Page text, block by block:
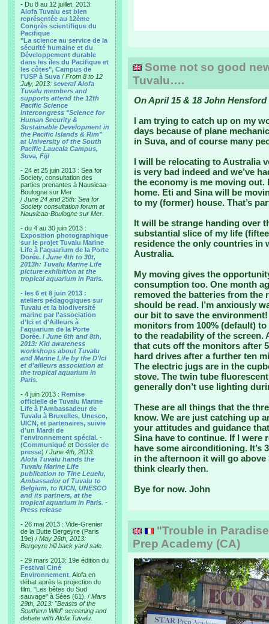
- Du 8 au 12 juillet, 2013:
Alofa Tuvalu est bien
représentée au 12ème
Congrès scientifique du
Pacifique
"La science au service de la
sécurité humaine et du
Développement durable
dans les îles du Pacifique et
les côtes", Campus de
l'USP à Suva / From 8 to 12
July, 2013: several Alofa
Tuvalu members and
supports attend the 12th
Pacific Science
Intercongress "Science for
Human Security &
Sustainable Development in
the Pacific Islands & Rim"
at University of the South
Pacific Laucala Campus,
Suva, Fiji
- 24 et 25 juin 2013 : Sea for
Society, consultation des
parties prenantes à Nausicaa-
Boulogne sur Mer
/ June 24 and 25th: Sea for
Society consultation forum at
Nausicaa-Boulogne sur Mer.
- du 4 au 30 juin 2013 :
Exposition photographique
sur le projet Tuvalu Marine
Life à l'aquarium de la Porte
Dorée. / June 4th to 30t,
2013h: Tuvalu Marine Life
picture exhibition at the
tropical aquarium in Paris.
- les 6 et 8 juin 2013 :
ateliers pédagogiques sur
Tuvalu et la biodiversité
marine par l'association
d'Ici et d'Ailleurs à
l'aquarium de la Porte
Dorée. / June 6th and 8th,
2013: Kid awareness
workshops about Tuvalu
and Marine Life by the D'Ici
et d'ailleurs association at
the tropical aquarium in
Paris.
- 4 juin 2013 : Remise
officielle de Tuvalu Marine
Life à l'Ambassadeur de
Tuvalu à Bruxelles, Unesco,
UICN, et partenaires, suivie
d'un Mardi de
l'environnement spécial . -
(Communiqué et Dossier de
presse) / June 4th, 2013:
Alofa Tuvalu hands the
Tuvalu Marine Life
publication to Tine Leuelu,
Ambassador of Tuvalu to
Belgium, to IUCN, UNESCO
and its partners, at the
tropical aquarium in Paris. -
Press release
- 26 mai 2013 : Vide-Grenier
de la Butte Bergeyre (Paris
19e) / May 26th, 2013:
Bergeyre hill back yard sale.
- 29 mars 2013: 19e édition du
Festival Ciné
Environnement , Alofa en
débat après la projection du
film, "Les bêtes du Sud
sauvage" à Sées (61). / Mars
29th, 2013: "Beasts of the
Southern Wild" screening and
debate with Alofa Tuvalu.
Some not so good
Tuvalu….
On April 15 & 18 John
I am trying to catch up on my
days because of plane
in Suva, and of course many
I will be relocating to Australia
is very bad indeed and we’ve
the economy is me moving
home. Eti and Sina will be
to my (former) house. That’s
It will be strange handing over
substantial slice of my life
residence the only countries in
Australia.
My moving gives the
consumption too. One month
removed the batteries from the
should be read. I’m anxiously
our bit to save the
monitors from 100% (default)
to the readability of the screen.
that cuts off the monitors after
hard drives after a further ten
The electric jugs are in the
stove. The twin tube
generally don’t use lighting
These are all things that the
know. We are just catching up
your attitudes and guidance
Sina have to continue. If I were
have some airconditioning.
in the afternoon it will go above
think clearly then.
Bye for now. John
"Trouble in
Prep Academy (CA)